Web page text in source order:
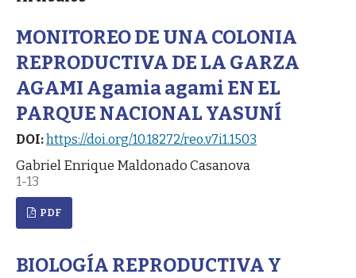
MONITOREO DE UNA COLONIA
REPRODUCTIVA DE LA GARZA
AGAMI Agamia agami EN EL
PARQUE NACIONAL YASUNÍ
DOI:https://doi.org/10.18272/reo.v7i1.1503
Gabriel Enrique Maldonado Casanova
1-13
PDF
BIOLOGÍA REPRODUCTIVA Y